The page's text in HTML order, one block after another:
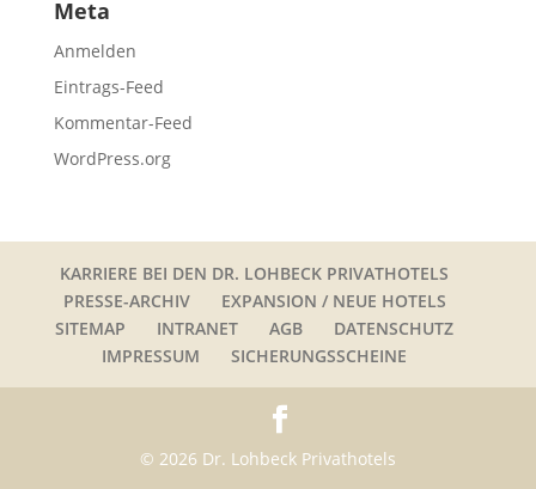
Meta
Anmelden
Eintrags-Feed
Kommentar-Feed
WordPress.org
KARRIERE BEI DEN DR. LOHBECK PRIVATHOTELS
PRESSE-ARCHIV
EXPANSION / NEUE HOTELS
SITEMAP
INTRANET AGB
DATENSCHUTZ
IMPRESSUM
SICHERUNGSSCHEINE
© 2026 Dr. Lohbeck Privathotels